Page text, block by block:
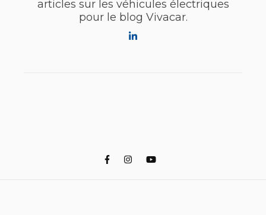
articles sur les véhicules électriques
pour le blog Vivacar.